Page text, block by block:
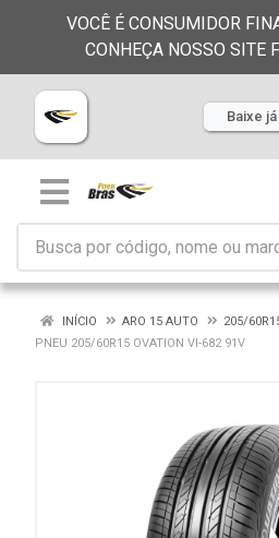
VOCÊ É CONSUMIDOR
CONHEÇA NOSSO SITE
Baixe
INÍCIO ARO 15 AUTO
205/
PNEU 205/60R15 OVATION VI-682 91V